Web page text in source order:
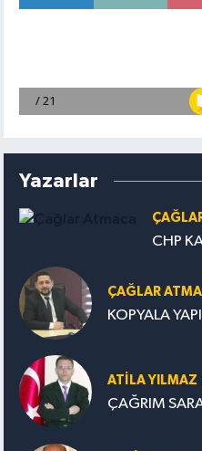
Yazarlar
CHP
ÇAĞLAR
KOPYALA
ATILA YILMAZ
ÇAĞRIM